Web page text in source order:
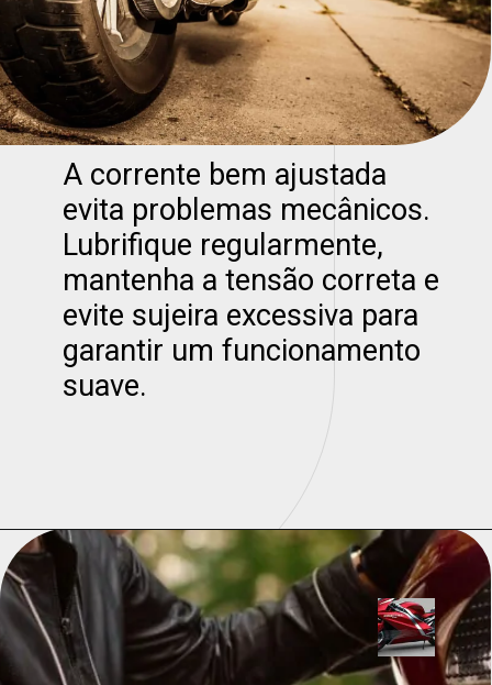
A corrente bem ajustada
evita problemas mecânicos.
Lubrifique regularmente,
mantenha a tensão correta e
evite sujeira excessiva para
garantir um funcionamento
suave.
Opening